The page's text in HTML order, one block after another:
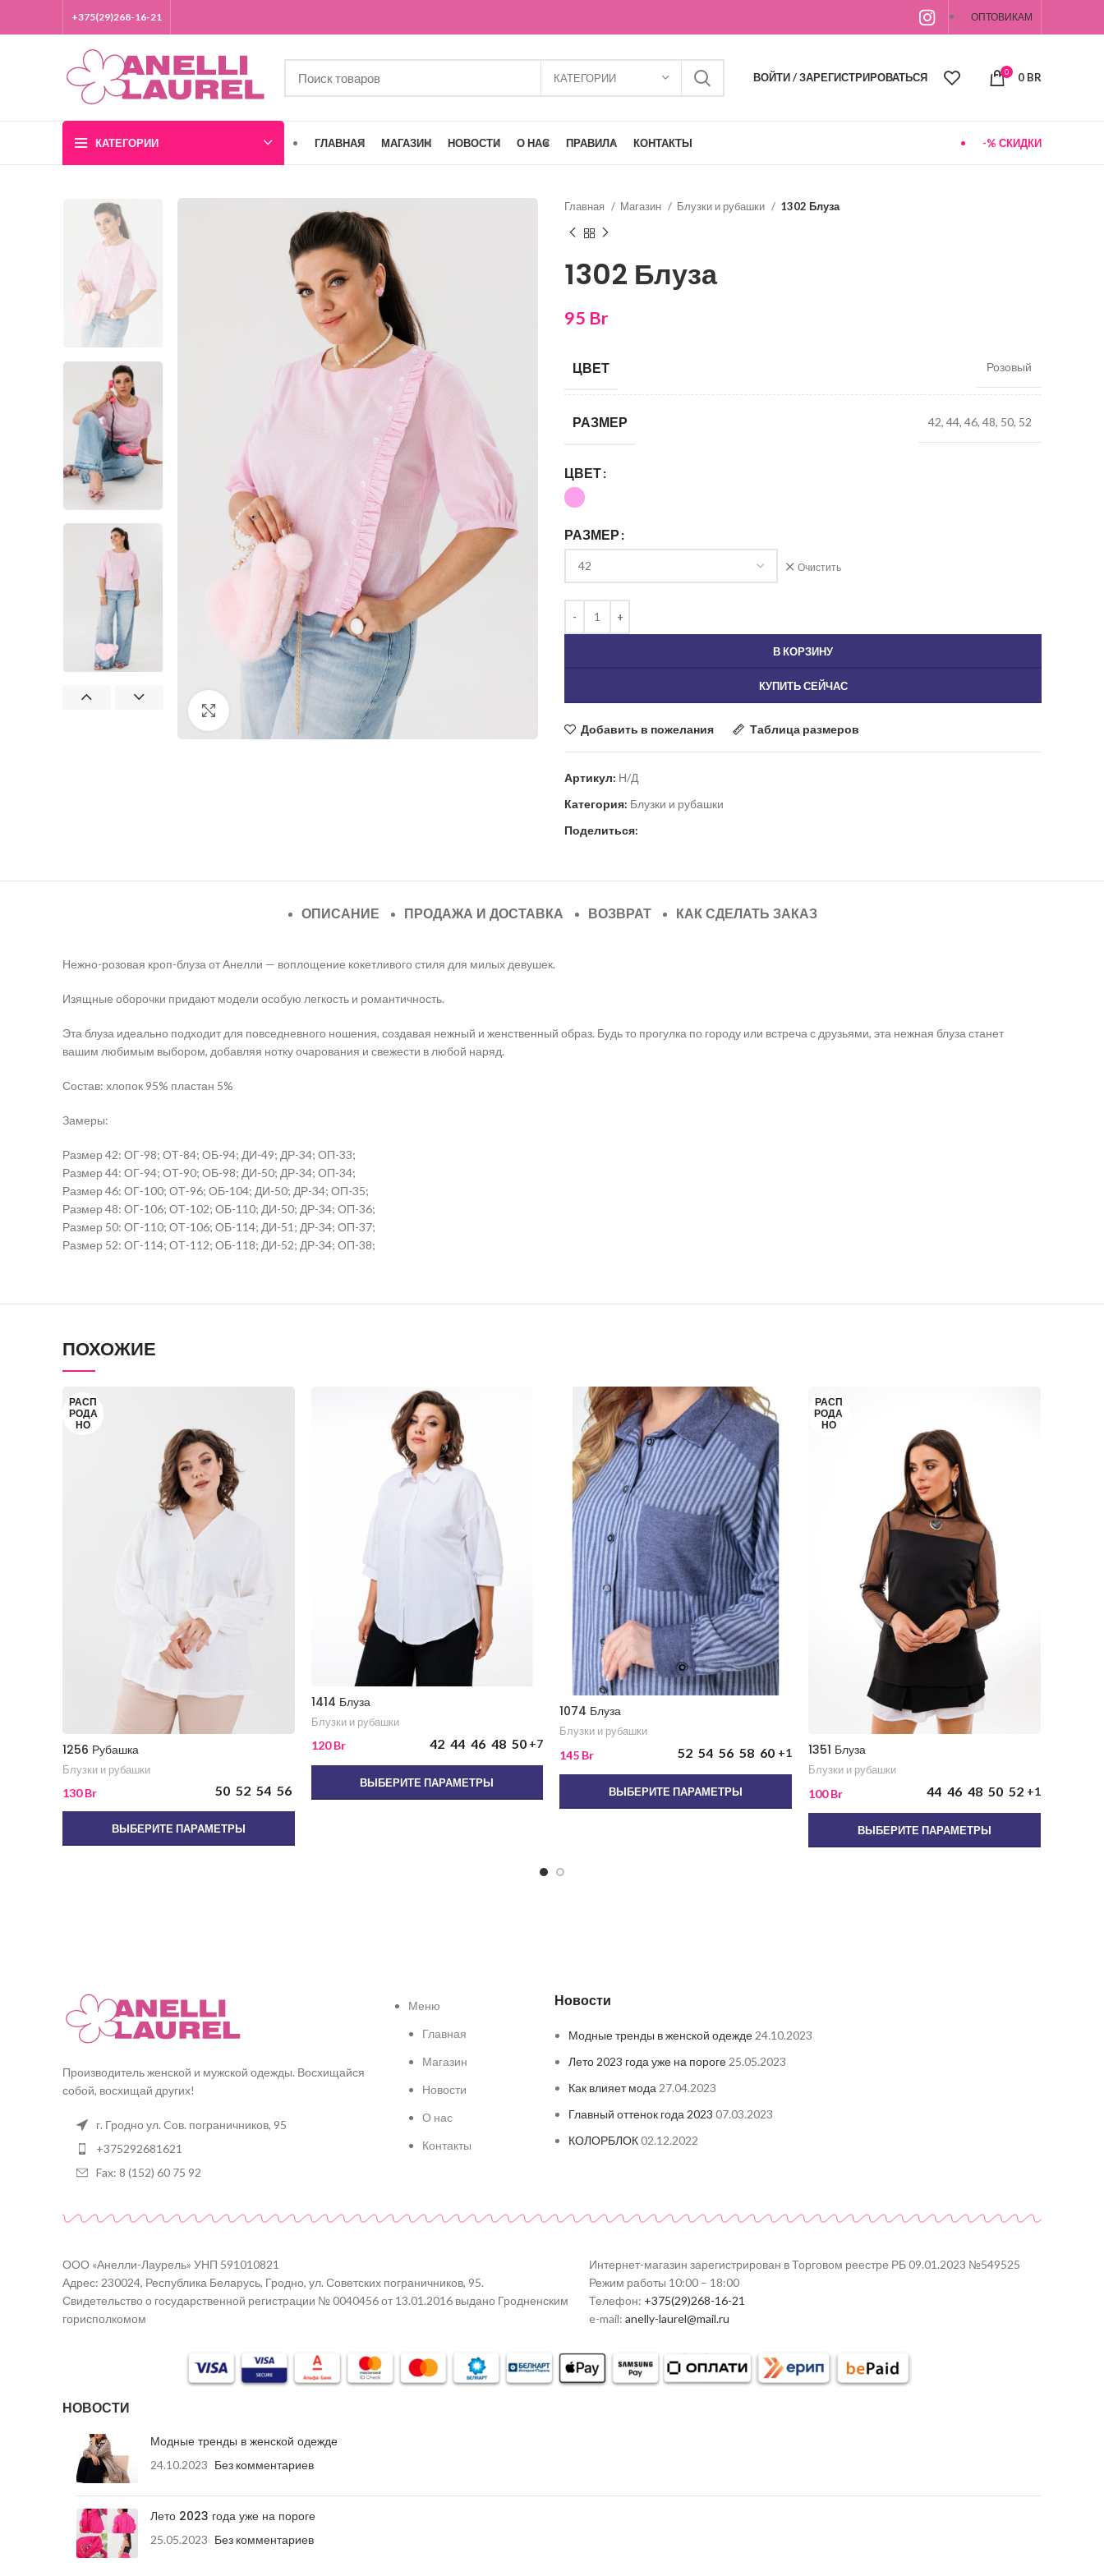
+375(29)268-16-21 ОПТОВИКАМ
КАТЕГОРИИ ВОЙТИ / ЗАРЕГИСТРИРОВАТЬСЯ 0 0 BR
КАТЕГОРИИ ГЛАВНАЯ МАГАЗИН НОВОСТИ О НАС ПРАВИЛА КОНТАКТЫ -% СКИДКИ
Нажмите, чтобы увеличить изображение
Главная Магазин Блузки и рубашки 1302 Блуза
1302 Блуза
95 Br
ЦВЕТ Розовый
РАЗМЕР 42, 44, 46, 48, 50, 52
ЦВЕТ
РАЗМЕР
Очистить
В КОРЗИНУ
КУПИТЬ СЕЙЧАС
Добавить в пожелания Таблица размеров
Артикул: Н/Д
Категория: Блузки и рубашки
Поделиться:
ОПИСАНИЕ ПРОДАЖА И ДОСТАВКА ВОЗВРАТ КАК СДЕЛАТЬ ЗАКАЗ
Нежно-розовая кроп-блуза от Анелли — воплощение кокетливого стиля для милых девушек.
Изящные оборочки придают модели особую легкость и романтичность.
Эта блуза идеально подходит для повседневного ношения, создавая нежный и женственный образ. Будь то прогулка по городу или встреча с друзьями, эта нежная блуза станет
вашим любимым выбором, добавляя нотку очарования и свежести в любой наряд.
Состав: хлопок 95% пластан 5%
Замеры:
Размер 42: ОГ-98; ОТ-84; ОБ-94; ДИ-49; ДР-34; ОП-33;
Размер 44: ОГ-94; ОТ-90; ОБ-98; ДИ-50; ДР-34; ОП-34;
Размер 46: ОГ-100; ОТ-96; ОБ-104; ДИ-50; ДР-34; ОП-35;
Размер 48: ОГ-106; ОТ-102; ОБ-110; ДИ-50; ДР-34; ОП-36;
Размер 50: ОГ-110; ОТ-106; ОБ-114; ДИ-51; ДР-34; ОП-37;
Размер 52: ОГ-114; ОТ-112; ОБ-118; ДИ-52; ДР-34; ОП-38;
ПОХОЖИЕ
РАСП
РОДА
НО
1256 Рубашка
Блузки и рубашки
130Br 50 52 54 56
ВЫБЕРИТЕ ПАРАМЕТРЫ
1414 Блуза
Блузки и рубашки
120Br 42 44 46 48 50 +7
ВЫБЕРИТЕ ПАРАМЕТРЫ
1074 Блуза
Блузки и рубашки
145 Br 52 54 56 58 60 +1
ВЫБЕРИТЕ ПАРАМЕТРЫ
РАСП
РОДА
НО
1351 Блуза
Блузки и рубашки
100Br 44 46 48 50 52 +1
ВЫБЕРИТЕ ПАРАМЕТРЫ
Производитель женской и мужской одежды. Восхищайся
собой, восхищай других!
г. Гродно ул. Cов. пограничников, 95
+375292681621
Fax: 8 (152) 60 75 92
Меню
Главная
Магазин
Новости
О нас
Контакты
Новости
Модные тренды в женской одежде 24.10.2023
Лето 2023 года уже на пороге 25.05.2023
Как влияет мода 27.04.2023
Главный оттенок года 2023 07.03.2023
КОЛОРБЛОК 02.12.2022
ООО «Анелли-Лаурель» УНП 591010821
Адрес: 230024, Республика Беларусь, Гродно, ул. Советских пограничников, 95.
Свидетельство о государственной регистрации № 0040456 от 13.01.2016 выдано Гродненским
горисполкомом
Интернет-магазин зарегистрирован в Торговом реестре РБ 09.01.2023 №549525
Режим работы 10:00 – 18:00
Телефон: +375(29)268-16-21
e-mail: anelly-laurel@mail.ru
НОВОСТИ
Модные тренды в женской одежде
24.10.2023 Без комментариев
Лето 2023 года уже на пороге
25.05.2023 Без комментариев